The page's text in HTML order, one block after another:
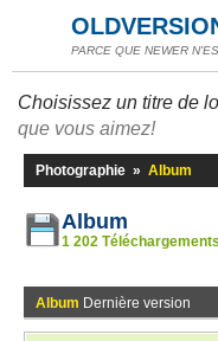
PARCE QUE NEWER
Choisissez un titre de
que vous aimez!
Photographie » Album
Album
1 202 Téléchargements
Album Dernière version